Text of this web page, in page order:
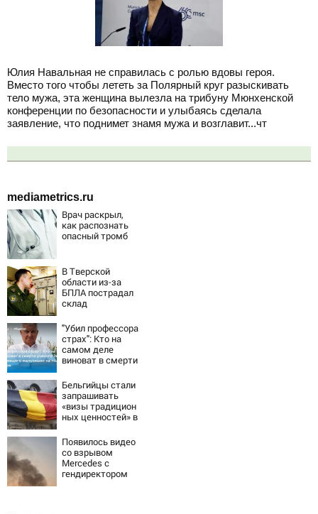
Юлия Навальная не справилась с ролью вдовы героя.
Вместо того чтобы лететь за Полярный круг разыскивать
тело мужа, эта женщина вылезла на трибуну Мюнхенской
конференции по безопасности и улыбаясь сделала
заявление, что поднимет знамя мужа и возглавит...чт
mediametrics.ru
Врач раскрыл,
как распознать
опасный тромб
В Тверской
области из-за
БПЛА пострадал
склад
постройки в СНТ
– Новости Твери
и городов
Тверской области
сегодня -
Тверские
новости. Новости
"Убил профессора
страх": Кто на
самом деле
виноват в смерти
остановившего
мальчишек на
поле с горохом
Бельгийцы стали
запрашивать
«визы традицион
ных ценностей» в
Появилось видео
со взрывом
Mercedes с
гендиректором